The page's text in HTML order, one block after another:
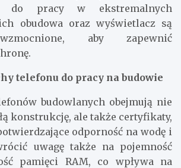
do pracy w ekstremalnych
obudowa oraz wyświetlacz są
aby zapewnić
telefonu do pracy na budowie
budowlanych obejmują nie
konstrukcję, ale także certyfikaty,
odporność na wodę i
uwagę także na pojemność
pamięci RAM, co wpływa na